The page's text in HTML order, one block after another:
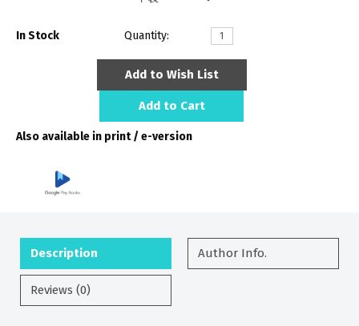
In Stock Quantity:
Add to Wish List
Add to Cart
Also available in print / e-version
Description Author Info.
Reviews (0)